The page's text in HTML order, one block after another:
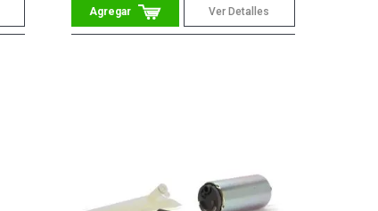
Ver Detalles